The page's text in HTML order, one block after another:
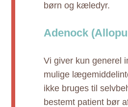
børn og kæledyr.
Adenock
Vi giver kun generel
mulige
ikke bruges til
bestemt patient bør